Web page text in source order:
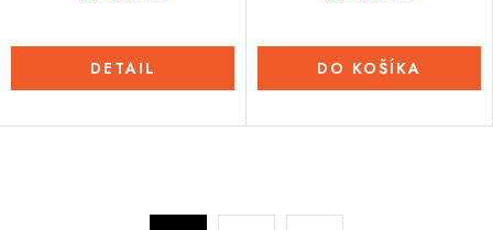
DETAIL DO KOŠÍKA